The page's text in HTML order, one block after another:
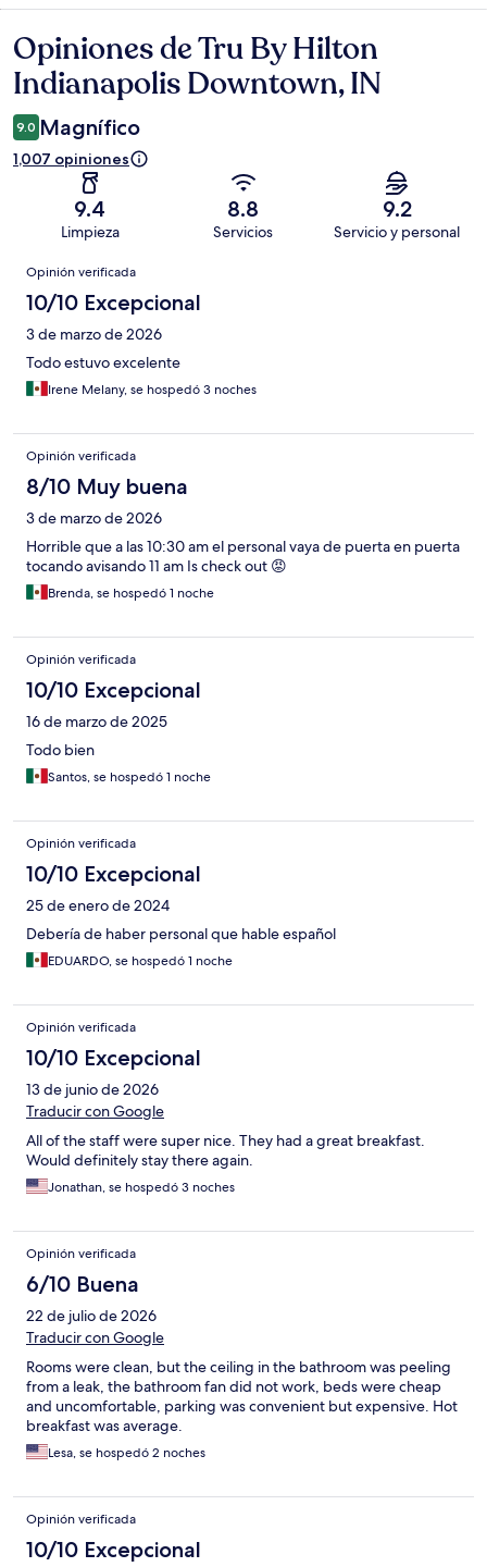
Opiniones
Opiniones de Tru By Hilton
Indianapolis Downtown, IN
9.0 Magnífico
1,007 opiniones
9.4
Limpieza
8.8
Servicios
9.2
Servicio y personal
Opiniones
Opinión verificada
10/10 Excepcional
3 de marzo de 2026
Todo estuvo excelente
Irene Melany, se hospedó 3 noches
Opinión verificada
8/10 Muy buena
3 de marzo de 2026
Horrible que a las 10:30 am el personal vaya de puerta en puerta
tocando avisando 11 am Is check out 😡
Brenda, se hospedó 1 noche
Opinión verificada
10/10 Excepcional
16 de marzo de 2025
Todo bien
Santos, se hospedó 1 noche
Opinión verificada
10/10 Excepcional
25 de enero de 2024
Debería de haber personal que hable español
EDUARDO, se hospedó 1 noche
Opinión verificada
10/10 Excepcional
13 de junio de 2026
Traducir con Google
All of the staff were super nice. They had a great breakfast.
Would definitely stay there again.
Jonathan, se hospedó 3 noches
Opinión verificada
6/10 Buena
22 de julio de 2026
Traducir con Google
Rooms were clean, but the ceiling in the bathroom was peeling
from a leak, the bathroom fan did not work, beds were cheap
and uncomfortable, parking was convenient but expensive. Hot
breakfast was average.
Lesa, se hospedó 2 noches
Opinión verificada
10/10 Excepcional